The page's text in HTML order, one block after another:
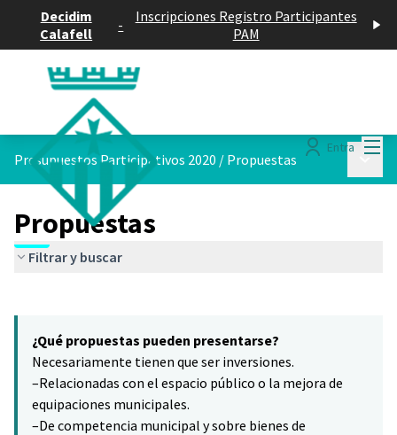
Decidim
Calafell
-
Inscripciones Registro Participantes
PAM
Entra
Presupuestos Participativos 2020 / Propuestas
Propuestas
Filtrar y buscar
−
¿Qué propuestas pueden presentarse?
Necesariamente tienen que ser inversiones.
–Relacionadas con el espacio público o la mejora de
equipaciones municipales.
–De competencia municipal y sobre bienes de